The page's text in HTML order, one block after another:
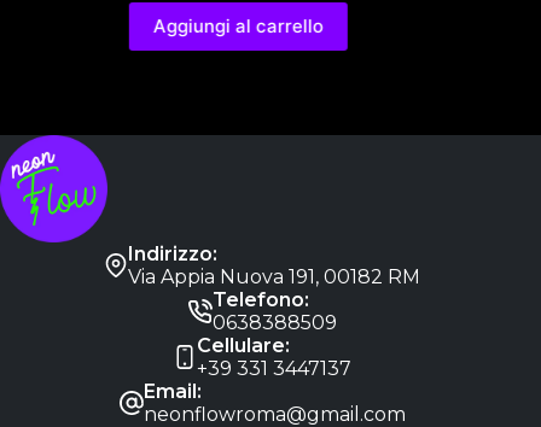
Aggiungi al carrello
Indirizzo:
Via Appia Nuova 191, 00182 RM
Telefono:
0638388509
Cellulare:
+39 331 3447137
Email:
neonflowroma@gmail.com